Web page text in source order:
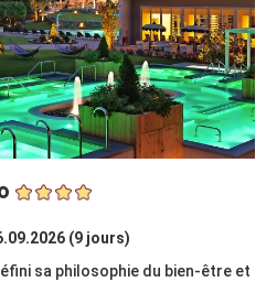
(9 jours)
sa philosophie du bien-être et